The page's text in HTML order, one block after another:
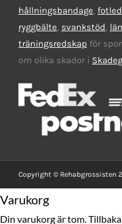
hållningsbandage,
ryggbälte, svankstöd,
träningsredskap för
om olika skador i
Copyright © Rehabgrossisten
Varukorg
Din varukorg är tom.